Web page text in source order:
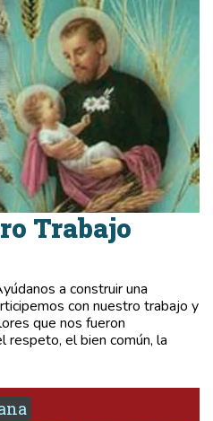
Trabajo
a construir una
con nuestro trabajo y
que nos fueron
respeto, el bien común, la